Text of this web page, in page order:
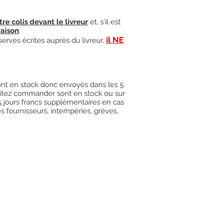
colis devant le livreur et, s'il est
.
écrites auprès du livreur, il NE
en stock donc envoyés dans les 5
commander sont en stock ou sur
francs supplémentaires en cas
fournisseurs, intempéries, grèves,